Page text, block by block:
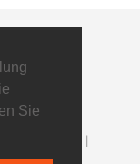
Sie
Reserved |
by